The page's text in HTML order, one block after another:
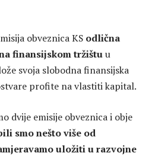
obveznica KS odlična
finansijskom tržištuu
svoja slobodna finansijska
profite na vlastiti kapital.
dvije emisije obveznica i obje
smo nešto više od
uložiti u razvojne